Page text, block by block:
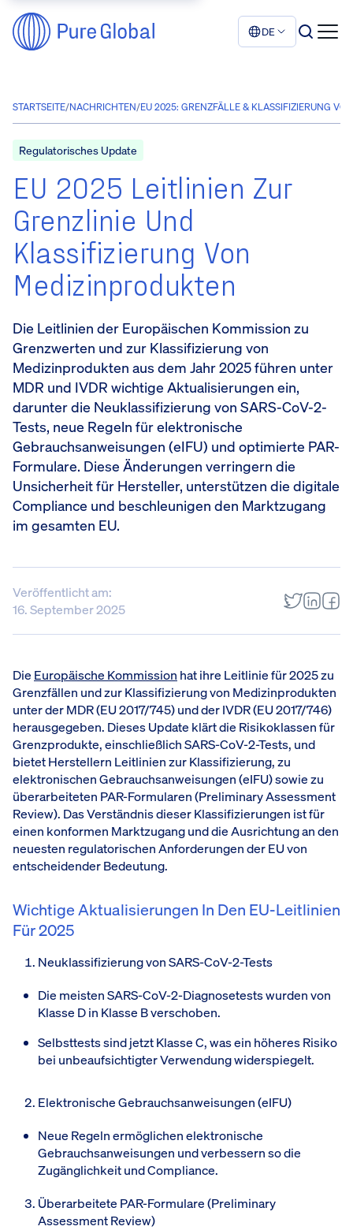
DE
STARTSEITE/NACHRICHTEN/EU 2025: GRENZFÄLLE & KLASSIFIZIERUNG
Regulatorisches Update
EU 2025 Leitlinien Zur
Grenzlinie Und
Klassifizierung Von
Medizinprodukten
Die Leitlinien der Europäischen Kommission zu
Grenzwerten und zur Klassifizierung von
Medizinprodukten aus dem Jahr 2025 führen unter
MDR und IVDR wichtige Aktualisierungen ein,
darunter die Neuklassifizierung von SARS-CoV-2-
Tests, neue Regeln für elektronische
Gebrauchsanweisungen (eIFU) und optimierte PAR-
Formulare. Diese Änderungen verringern die
Unsicherheit für Hersteller, unterstützen die digitale
Compliance und beschleunigen den Marktzugang
im gesamten EU.
Veröffentlicht am:
16. September 2025
Die Europäische Kommission hat ihre Leitlinie für 2025 zu
Grenzfällen und zur Klassifizierung von Medizinprodukten
unter der MDR (EU 2017/745) und der IVDR (EU 2017/746)
herausgegeben. Dieses Update klärt die Risikoklassen für
Grenzprodukte, einschließlich SARS-CoV-2-Tests, und
bietet Herstellern Leitlinien zur Klassifizierung, zu
elektronischen Gebrauchsanweisungen (eIFU) sowie zu
überarbeiteten PAR-Formularen (Preliminary Assessment
Review). Das Verständnis dieser Klassifizierungen ist für
einen konformen Marktzugang und die Ausrichtung an den
neuesten regulatorischen Anforderungen der EU von
entscheidender Bedeutung.
Wichtige Aktualisierungen In Den EU-Leitlinien
Für 2025
Neuklassifizierung von SARS-CoV-2-Tests
Die meisten SARS-CoV-2-Diagnosetests wurden von
Klasse D in Klasse B verschoben.
Selbsttests sind jetzt Klasse C, was ein höheres Risiko
bei unbeaufsichtigter Verwendung widerspiegelt.
Elektronische Gebrauchsanweisungen (eIFU)
Neue Regeln ermöglichen elektronische
Gebrauchsanweisungen und verbessern so die
Zugänglichkeit und Compliance.
Überarbeitete PAR-Formulare (Preliminary
Assessment Review)